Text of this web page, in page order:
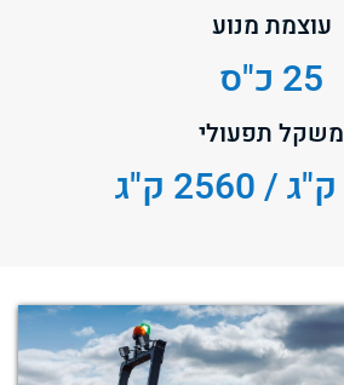
עוצמת מנוע
25 כ"ס
משקל תפעולי